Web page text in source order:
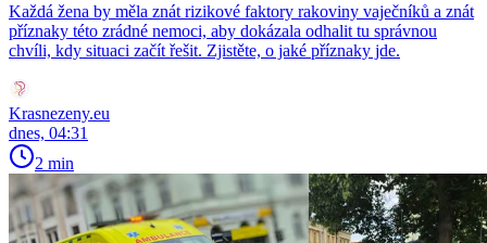
Každá žena by měla znát rizikové faktory rakoviny vaječníků a znát
příznaky této zrádné nemoci, aby dokázala odhalit tu správnou
chvíli, kdy situaci začít řešit. Zjistěte, o jaké příznaky jde.
Krasnezeny.eu
dnes, 04:31
2 min